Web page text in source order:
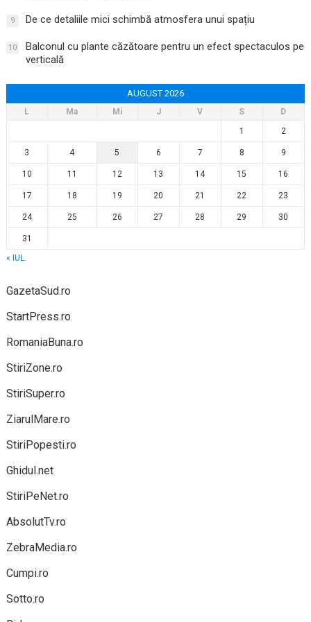
9 De ce detaliile mici schimbă atmosfera unui spațiu
10
Balconul cu plante căzătoare pentru un efect spectaculos pe
verticală
AUGUST 2026
L Ma Mi J V S
D
1
2
3 4 5 6 7 8 9
10 11 12 13 14 15 16
17 18 19 20 21 22 23
24 25 26 27 28 29 30
31
« IUL.
GazetaSud.ro
StartPress.ro
RomaniaBuna.ro
StiriZone.ro
StiriSuper.ro
ZiarulMare.ro
StiriPopesti.ro
Ghidul.net
StiriPeNet.ro
AbsolutTv.ro
ZebraMedia.ro
Cumpi.ro
Sotto.ro